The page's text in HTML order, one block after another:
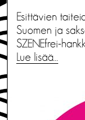
Esittävien
Suomen ja
SZENEfrei-
Lue lisää…